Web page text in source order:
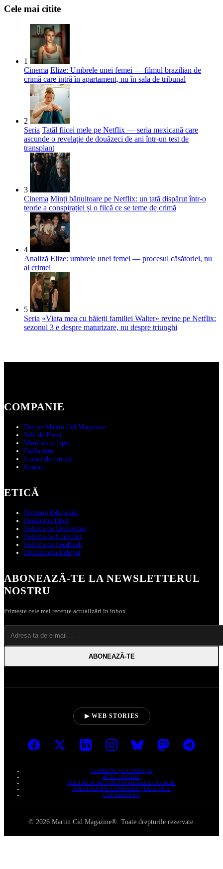
Cele mai citite
1
Cinema Elize: Umbrele unei femei — filmul brazilian de
crimă care intră în apartament, nu în sala de tribunal
2
Seria Tatăl fiicei mele pe Netflix — seria mexicană care
ascunde o revelație de douăzeci de ani într-un test de
transplant
3
Cinema Minți bănuitoare pe Netflix: un tată dispărut într-o
teorie a conspirației și o fiică ce se teme de crimă
4
Analiză Elize: umbrele unei femei — procesul căsătoriei, nu
al crimei
5
Seria «Viața mea cu băieții familiei Walter» revine pe Netflix:
sezonul 3 e despre maturizare, nu despre triunghi
COMPANIE
Despre Martin Cid Magazine
Sală de Presă
Membrii echipei
Publicitate
Locuri de muncă
Contact
ETICĂ
Principii Editoriale
Declarație Etică
Politica de Diversitate
Politica de Corectări
Politica de Feedback
Diversitatea Echipei
ABONEAZĂ‑TE LA NEWSLETTERUL
NOSTRU
Primește cele mai recente actualizări în inbox.
ABONEAZĂ‑TE
▶ WEB STORIES
TERMENI ȘI CONDIȚII
AVIZ JURIDIC
POLITICA PRIVIND FIȘIERELE COOKIE
POLITICA DE CONFIDENȚIALITATE
COPYRIGHTS
© 2026 Martin Cid Magazine®. Toate drepturile rezervate.